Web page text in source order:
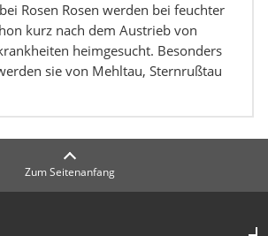
Rosen Rosen werden bei feuchter
kurz nach dem Austrieb von
heimgesucht. Besonders
sie von Mehltau, Sternrußtau
Zum Seitenanfang